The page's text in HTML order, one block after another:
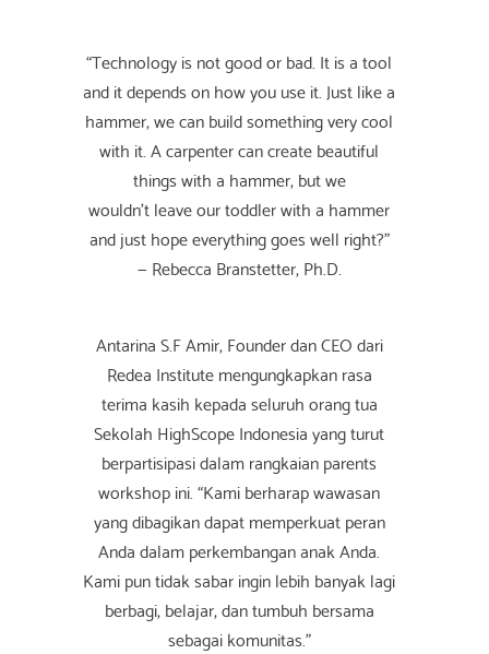
“Technology is not good or bad. It is a tool
and it depends on how you use it. Just like a
hammer, we can build something very cool
with it. A carpenter can create beautiful
things with a hammer, but we
wouldn’t leave our toddler with a hammer
and just hope everything goes well right?”
— Rebecca Branstetter, Ph.D.
Antarina S.F Amir, Founder dan CEO dari
Redea Institute mengungkapkan rasa
terima kasih kepada seluruh orang tua
Sekolah HighScope Indonesia yang turut
berpartisipasi dalam rangkaian parents
workshop ini. “Kami berharap wawasan
yang dibagikan dapat memperkuat peran
Anda dalam perkembangan anak Anda.
Kami pun tidak sabar ingin lebih banyak lagi
berbagi, belajar, dan tumbuh bersama
sebagai komunitas.”